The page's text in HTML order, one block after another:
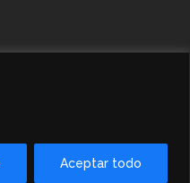
Aceptar todo